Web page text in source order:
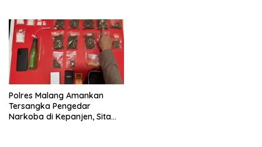
Polres Malang Amankan
Tersangka Pengedar
Narkoba di Kepanjen, Sita